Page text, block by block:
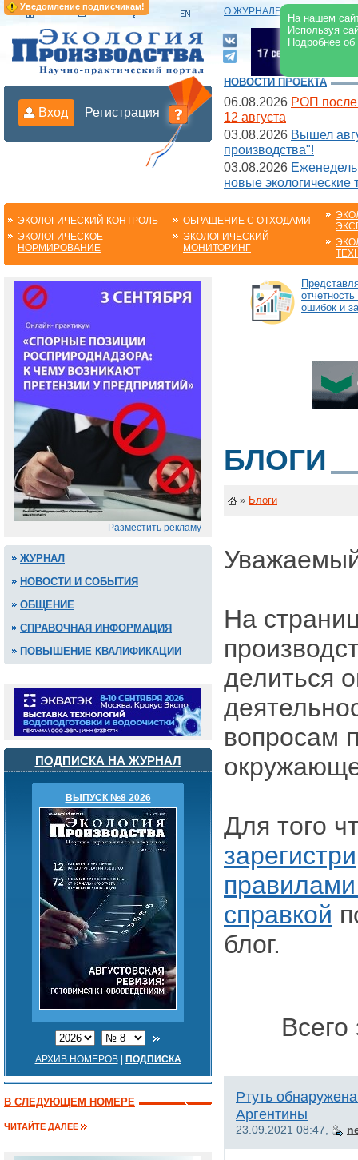
Уведомление подписчикам!
На нашем
Используя
Подробнее
О ЖУРНАЛЕ |
Вход Регистрация
НОВОСТИ ПРОЕКТА
06.08.2026 РОП после
12 августа
03.08.2026 Вышел
производства"!
03.08.2026
новые экологические
ЭКОЛОГИЧЕСКИЙ КОНТРОЛЬ
ЭКОЛОГИЧЕСКОЕ
НОРМИРОВАНИЕ
ОБРАЩЕНИЕ С ОТХОДАМИ
ЭКОЛОГИЧЕСКИЙ
МОНИТОРИНГ
Разместить рекламу
ЖУРНАЛ
НОВОСТИ И СОБЫТИЯ
ОБЩЕНИЕ
СПРАВОЧНАЯ ИНФОРМАЦИЯ
ПОВЫШЕНИЕ КВАЛИФИКАЦИИ
ПОДПИСКА НА ЖУРНАЛ
ВЫПУСК №8 2026
АРХИВ НОМЕРОВ| ПОДПИСКА
В СЛЕДУЮЩЕМ НОМЕРЕ
ЧИТАЙТЕ ДАЛЕЕ
отчетность
ошибок и
БЛОГИ
» Блоги
На
делиться
вопросам
Для того
справкой
блог.
Ртуть
Аргентины
23.09.2021 08:47,